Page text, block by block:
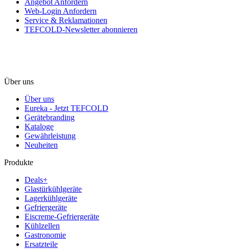
Web-Login Anfordern
Service & Reklamationen
TEFCOLD-Newsletter abonnieren
Über uns
Über uns
Eureka - Jetzt TEFCOLD
Gerätebranding
Kataloge
Gewährleistung
Neuheiten
Produkte
Deals+
Glastürkühlgeräte
Lagerkühlgeräte
Gefriergeräte
Eiscreme-Gefriergeräte
Kühlzellen
Gastronomie
Ersatzteile